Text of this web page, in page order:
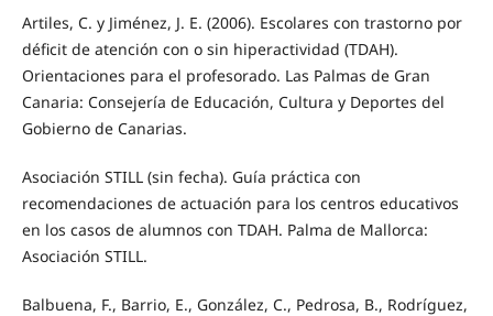
Artiles, C. y Jiménez, J. E. (2006). Escolares con trastorno por
déficit de atención con o sin hiperactividad (TDAH).
Orientaciones para el profesorado. Las Palmas de Gran
Canaria: Consejería de Educación, Cultura y Deportes del
Gobierno de Canarias.
Asociación STILL (sin fecha). Guía práctica con
recomendaciones de actuación para los centros educativos
en los casos de alumnos con TDAH. Palma de Mallorca:
Asociación STILL.
Balbuena, F., Barrio, E., González, C., Pedrosa, B., Rodríguez,